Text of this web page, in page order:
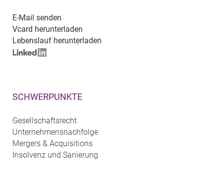
E-Mail senden
Vcard herunterladen
Lebenslauf herunterladen
SCHWERPUNKTE
Gesellschaftsrecht
Unternehmensnachfolge
Mergers & Acquisitions
Insolvenz und Sanierung